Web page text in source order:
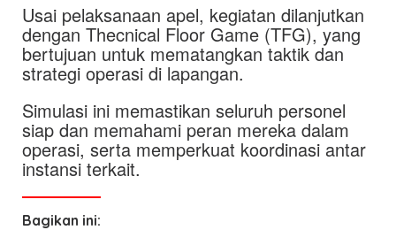
Usai pelaksanaan apel, kegiatan dilanjutkan
dengan Thecnical Floor Game (TFG), yang
bertujuan untuk mematangkan taktik dan
strategi operasi di lapangan.
Simulasi ini memastikan seluruh personel
siap dan memahami peran mereka dalam
operasi, serta memperkuat koordinasi antar
instansi terkait.
Bagikan ini: